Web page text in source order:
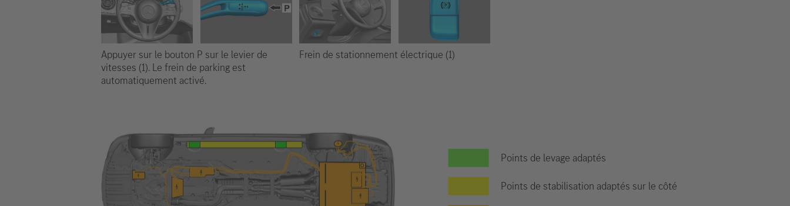
Appuyer sur le bouton P sur le levier de
vitesses (1). Le frein de parking est
automatiquement activé.
Frein de stationnement électrique (1)
Points de levage adaptés
Points de stabilisation adaptés sur le côté